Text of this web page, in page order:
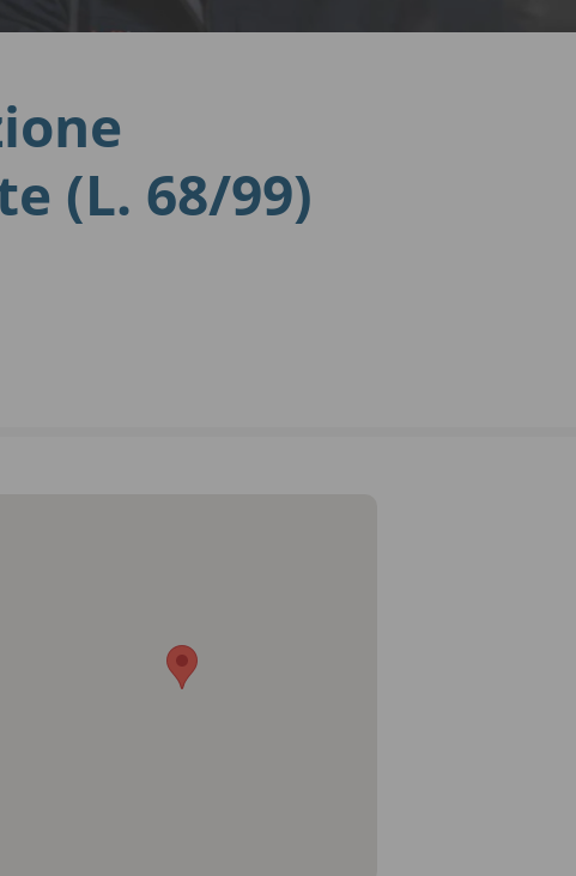
(L. 68/99)